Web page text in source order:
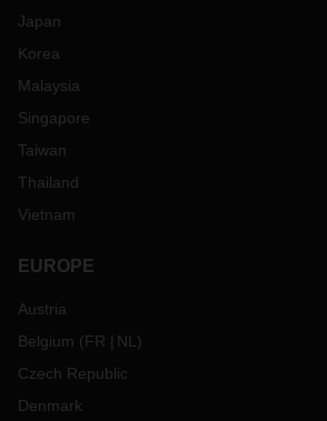
Japan
Korea
Malaysia
Singapore
Taiwan
Thailand
Vietnam
EUROPE
Austria
Belgium (FR NL)
Czech Republic
Denmark